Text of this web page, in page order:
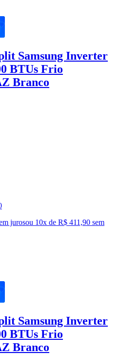
Samsung Inverter
BTUs Frio
Branco
jurosou 10x de R$ 411,90 sem
Samsung Inverter
BTUs Frio
Branco